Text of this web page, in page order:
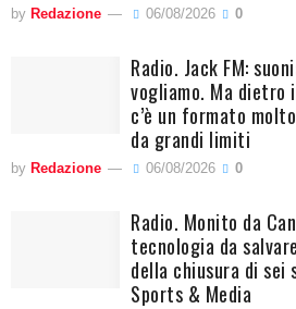
by Redazione 06/08/2026 0
Radio. Jack FM:
vogliamo. Ma
c’è un formato
da grandi limiti
by Redazione 06/08/2026 0
Radio. Monito da
tecnologia da
della chiusura di sei
Sports & Media